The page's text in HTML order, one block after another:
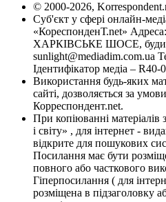
© 2000-2026,
Суб'єкт у сфері онлайн-
«КореспонденТ.net»
ХАРКІВСЬКЕ ШОСЕ,
sunlight@mediadim.com.ua
Ідентифікатор медіа – R40-
Використання будь-яких
сайті, дозволяється за
Корреспондент.net.
При копіюванні матеріалів
і світу» , для інтернет -
відкрите для пошукових
Посилання має бути
повного або часткового
Гіперпосилання ( для
розміщена в підзаголовку